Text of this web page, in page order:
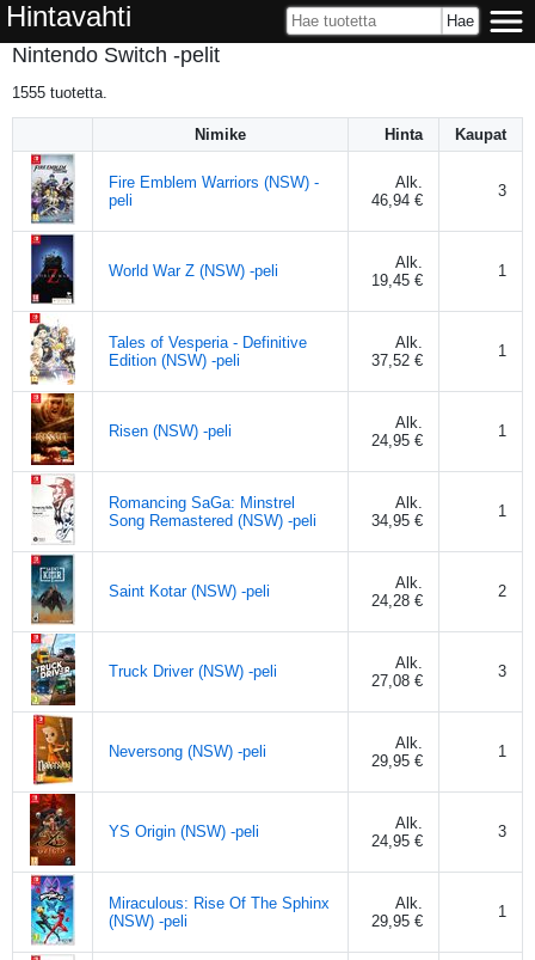
Hintavahti
Nintendo Switch -pelit
1555 tuotetta.
Nimike Hinta Kaupat
Fire Emblem Warriors (NSW) -
peli
Alk.
46,94 €
3
World War Z (NSW) -peli
Alk.
19,45 €
1
Tales of Vesperia - Definitive
Edition (NSW) -peli
Alk.
37,52 €
1
Risen (NSW) -peli
Alk.
24,95 €
1
Romancing SaGa: Minstrel
Song Remastered (NSW) -peli
Alk.
34,95 €
1
Saint Kotar (NSW) -peli
Alk.
24,28 €
2
Truck Driver (NSW) -peli
Alk.
27,08 €
3
Neversong (NSW) -peli
Alk.
29,95 €
1
YS Origin (NSW) -peli
Alk.
24,95 €
3
Miraculous: Rise Of The Sphinx
(NSW) -peli
Alk.
29,95 €
1